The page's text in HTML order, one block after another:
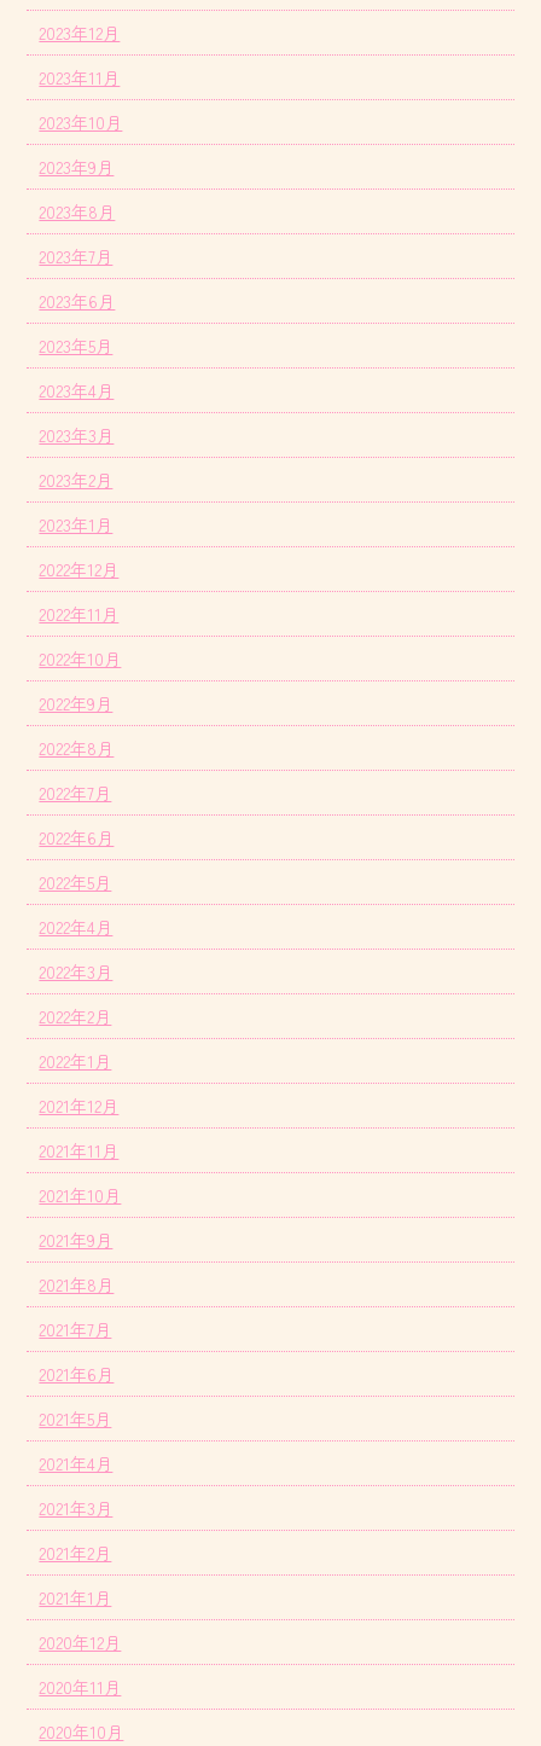
2023年12月
2023年11月
2023年10月
2023年9月
2023年8月
2023年7月
2023年6月
2023年5月
2023年4月
2023年3月
2023年2月
2023年1月
2022年12月
2022年11月
2022年10月
2022年9月
2022年8月
2022年7月
2022年6月
2022年5月
2022年4月
2022年3月
2022年2月
2022年1月
2021年12月
2021年11月
2021年10月
2021年9月
2021年8月
2021年7月
2021年6月
2021年5月
2021年4月
2021年3月
2021年2月
2021年1月
2020年12月
2020年11月
2020年10月